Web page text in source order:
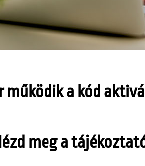
működik a kód
meg a